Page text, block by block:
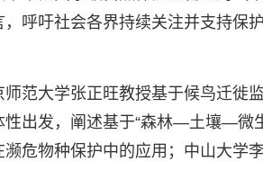
呼吁社会各界持续关注并支持保护
范大学张正旺教授基于候鸟迁徙
出发，阐述基于“森林—土壤—微
危物种保护中的应用；中山大学